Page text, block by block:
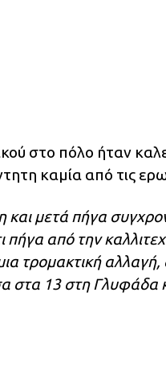
στο πόλο ήταν
καμία από τις
και μετά πήγα
πήγα από την
τρομακτική
στα 13 στη